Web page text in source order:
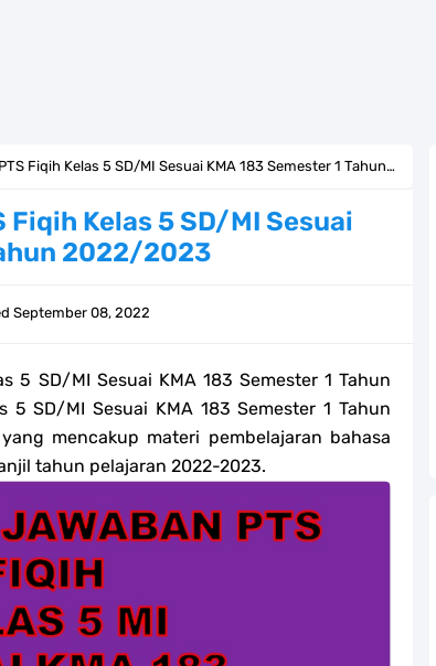
2 Kurikulum Merdeka Tahun 2026
Untuk Guru Madrasah
Merdeka Tahun 2026
2 Kurikulum Merdeka Tahun 2026
2026 Lengkap
2026
Fiqih Kelas 5 SD/MI Sesuai KMA 183 Semester 1 Tahun 2022/2023
Fiqih Kelas 5 SD/MI Sesuai
2022/2023
September 08, 2022
5 SD/MI Sesuai KMA 183 Semester 1 Tahun
5 SD/MI Sesuai KMA 183 Semester 1 Tahun
mencakup materi pembelajaran bahasa
tahun pelajaran 2022-2023.